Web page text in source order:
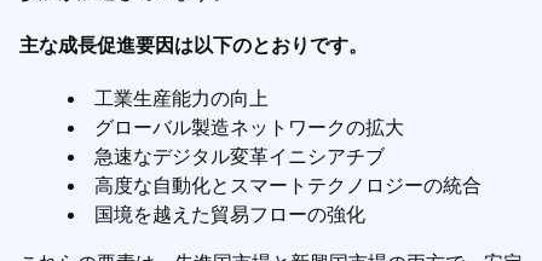
主な成長促進要因は以下のとおりです。
工業生産能力の向上
グローバル製造ネットワークの拡大
急速なデジタル変革イニシアチブ
高度な自動化とスマートテクノロジーの統合
国境を越えた貿易フローの強化